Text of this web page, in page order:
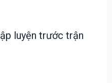
luyện trước trận